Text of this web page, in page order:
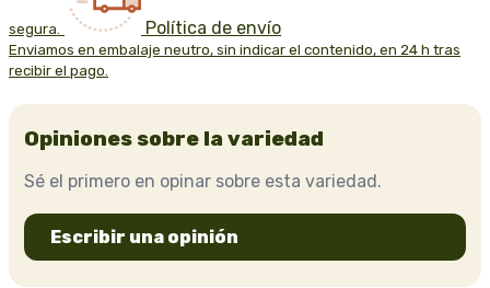
segura. Política de envío
Enviamos en embalaje neutro, sin indicar el contenido, en 24 h tras
recibir el pago.
Opiniones sobre la variedad
Sé el primero en opinar sobre esta variedad.
Escribir una opinión